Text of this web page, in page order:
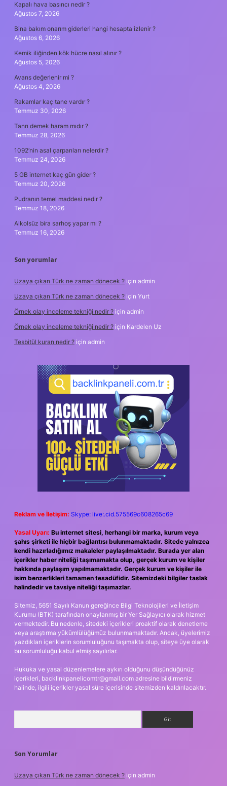
Kapalı hava basıncı nedir ?
Ağustos 7, 2026
Bina bakım onarım giderleri hangi hesapta izlenir ?
Ağustos 6, 2026
Kemik iliğinden kök hücre nasıl alınır ?
Ağustos 5, 2026
Avans değerlenir mi ?
Ağustos 4, 2026
Rakamlar kaç tane vardır ?
Temmuz 30, 2026
Tanrı demek haram mıdır ?
Temmuz 28, 2026
1092’nin asal çarpanları nelerdir ?
Temmuz 24, 2026
5 GB internet kaç gün gider ?
Temmuz 20, 2026
Pudranın temel maddesi nedir ?
Temmuz 18, 2026
Alkolsüz bira sarhoş yapar mı ?
Temmuz 16, 2026
Son yorumlar
Uzaya çıkan Türk ne zaman dönecek ? için admin
Uzaya çıkan Türk ne zaman dönecek ? için Yurt
Örnek olay inceleme tekniği nedir ? için admin
Örnek olay inceleme tekniği nedir ? için Kardelen Uz
Tesbitül kuran nedir ? için admin
Reklam ve İletişim: Skype: live:.cid.575569c608265c69
Yasal Uyarı: Bu internet sitesi, herhangi bir marka, kurum veya
şahıs şirketi ile hiçbir bağlantısı bulunmamaktadır. Sitede yalnızca
kendi hazırladığımız makaleler paylaşılmaktadır. Burada yer alan
içerikler haber niteliği taşımamakta olup, gerçek kurum ve kişiler
hakkında paylaşım yapılmamaktadır. Gerçek kurum ve kişiler ile
isim benzerlikleri tamamen tesadüfidir. Sitemizdeki bilgiler taslak
halindedir ve tavsiye niteliği taşımazlar.
Sitemiz, 5651 Sayılı Kanun gereğince Bilgi Teknolojileri ve İletişim
Kurumu (BTK) tarafından onaylanmış bir Yer Sağlayıcı olarak hizmet
vermektedir. Bu nedenle, sitedeki içerikleri proaktif olarak denetleme
veya araştırma yükümlülüğümüz bulunmamaktadır. Ancak, üyelerimiz
yazdıkları içeriklerin sorumluluğunu taşımakta olup, siteye üye olarak
bu sorumluluğu kabul etmiş sayılırlar.
Hukuka ve yasal düzenlemelere aykırı olduğunu düşündüğünüz
içerikleri, backlinkpanelicomtr@gmail.com adresine bildirmeniz
halinde, ilgili içerikler yasal süre içerisinde sitemizden kaldırılacaktır.
Son Yorumlar
Uzaya çıkan Türk ne zaman dönecek ? için admin